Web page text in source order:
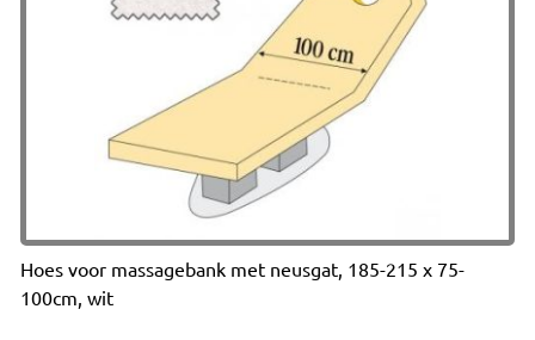
Hoes voor massagebank met neusgat, 185-215 x 75-
100cm, wit